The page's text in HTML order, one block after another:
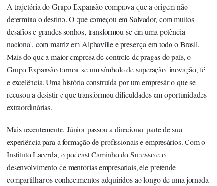
A trajetória do Grupo Expansão comprova que a origem não
determina o destino. O que começou em Salvador, com muitos
desafios e grandes sonhos, transformou-se em uma potência
nacional, com matriz em Alphaville e presença em todo o Brasil.
Mais do que a maior empresa de controle de pragas do país, o
Grupo Expansão tornou-se um símbolo de superação, inovação, fé
e excelência. Uma história construída por um empresário que se
recusou a desistir e que transformou dificuldades em oportunidades
extraordinárias.
Mais recentemente, Júnior passou a direcionar parte de sua
experiência para a formação de profissionais e empresários. Com o
Instituto Lacerda, o podcast Caminho do Sucesso e o
desenvolvimento de mentorias empresariais, ele pretende
compartilhar os conhecimentos adquiridos ao longo de uma jornada